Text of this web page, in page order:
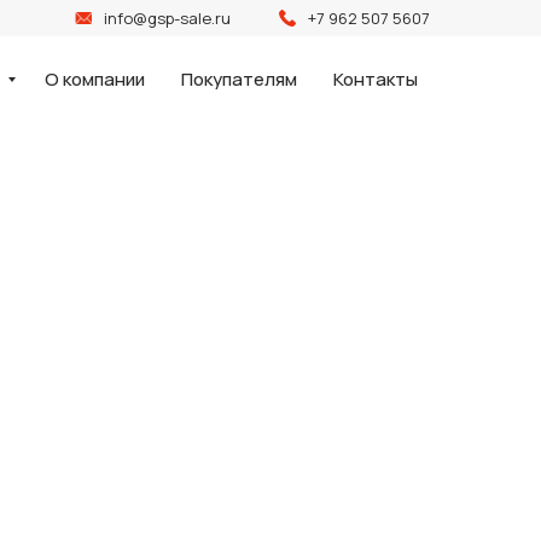
info@gsp-sale.ru +7 962 507 5607
О компании Покупателям Контакты